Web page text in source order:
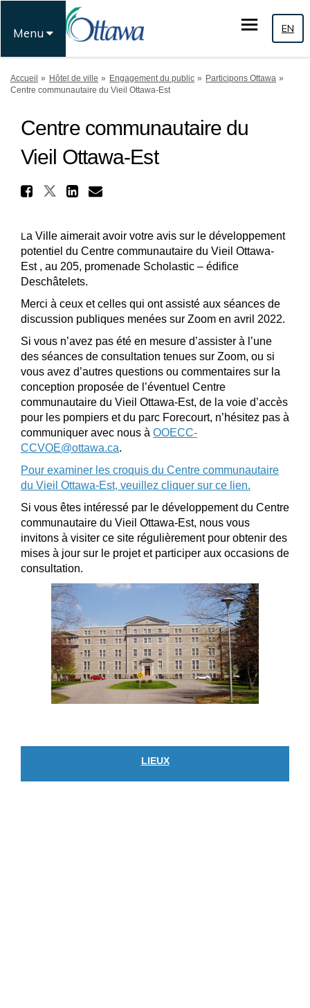
Menu EN
Vous êtes ici:
Accueil Hôtel de ville Engagement du public
Participons Ottawa
Centre communautaire du Vieil Ottawa-Est
Centre communautaire du
Vieil Ottawa-Est
Partager Centre
Partager Centre
Partager Centre
Courriel Centre
L a Ville aimerait avoir votre avis sur le développement
potentiel du Centre communautaire du Vieil Ottawa-
Est , au 205, promenade Scholastic – édifice
Deschâtelets.
Merci à ceux et celles qui ont assisté aux séances de
discussion publiques menées sur Zoom en avril 2022.
Si vous n’avez pas été en mesure d’assister à l’une
des séances de consultation tenues sur Zoom, ou si
vous avez d’autres questions ou commentaires sur la
conception proposée de l’éventuel Centre
communautaire du Vieil Ottawa-Est, de la voie d’accès
pour les pompiers et du parc Forecourt, n’hésitez pas à
communiquer avec nous à OOECC-
CCVOE@ottawa.ca.
Pour examiner les croquis du Centre communautaire
du Vieil Ottawa-Est, veuillez cliquer sur ce lien.
Si vous êtes intéressé par le développement du Centre
communautaire du Vieil Ottawa-Est, nous vous
invitons à visiter ce site régulièrement pour obtenir des
mises à jour sur le projet et participer aux occasions de
consultation.
LIEUX